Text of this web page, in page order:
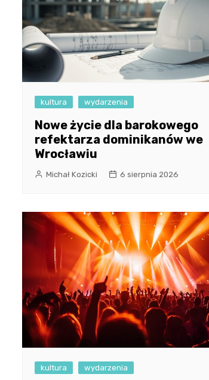
kultura wydarzenia
Nowe życie dla barokowego
refektarza dominikanów we
Wrocławiu
Michał Kozicki 6 sierpnia 2026
kultura wydarzenia